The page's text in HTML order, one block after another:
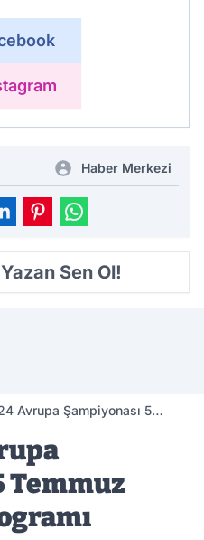
Haber Merkezi
Sen Ol!
Avrupa Şampiyonası 5
Temmuz